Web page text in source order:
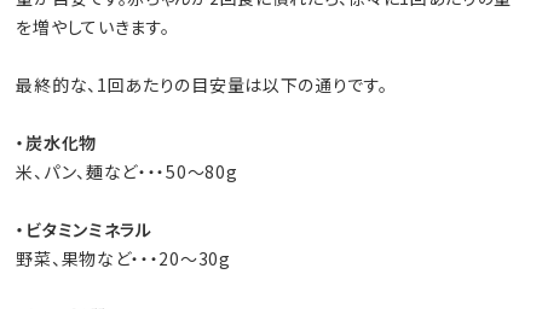
を増やしていきます。
最終的な、1回あたりの目安量は以下の通りです。
・炭水化物
米、パン、麺など・・・50〜80g
・ビタミンミネラル
野菜、果物など・・・20〜30g